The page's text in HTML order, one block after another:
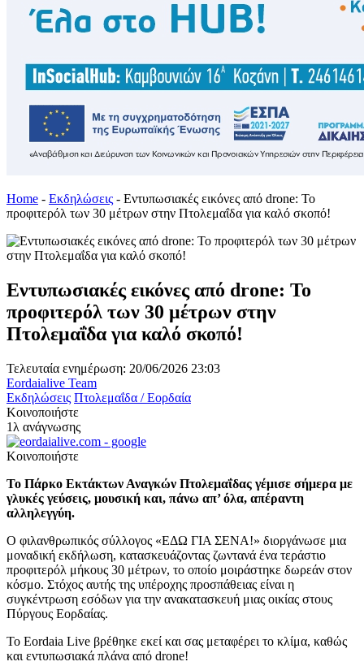
Home - Εκδηλώσεις - Εντυπωσιακές εικόνες από drone: Το
προφιτερόλ των 30 μέτρων στην Πτολεμαΐδα για καλό σκοπό!
Εντυπωσιακές εικόνες από drone: Το
προφιτερόλ των 30 μέτρων στην
Πτολεμαΐδα για καλό σκοπό!
Τελευταία ενημέρωση: 20/06/2026 23:03
Eordaialive Team
Εκδηλώσεις Πτολεμαΐδα / Εορδαία
Κοινοποιήστε
1λ ανάγνωσης
Κοινοποιήστε
Το Πάρκο Εκτάκτων Αναγκών Πτολεμαΐδας γέμισε σήμερα με
γλυκές γεύσεις, μουσική και, πάνω απ’ όλα, απέραντη
αλληλεγγύη.
Ο φιλανθρωπικός σύλλογος «ΕΔΩ ΓΙΑ ΣΕΝΑ!» διοργάνωσε μια
μοναδική εκδήλωση, κατασκευάζοντας ζωντανά ένα τεράστιο
προφιτερόλ μήκους 30 μέτρων, το οποίο μοιράστηκε δωρεάν στον
κόσμο. Στόχος αυτής της υπέροχης προσπάθειας είναι η
συγκέντρωση εσόδων για την ανακατασκευή μιας οικίας στους
Πύργους Εορδαίας.
Το Eordaia Live βρέθηκε εκεί και σας μεταφέρει το κλίμα, καθώς
και εντυπωσιακά πλάνα από drone!